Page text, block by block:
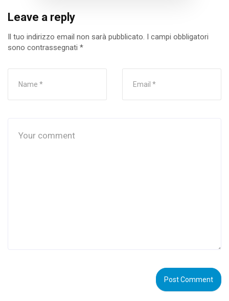
Leave a reply
Il tuo indirizzo email non sarà pubblicato.
I campi obbligatori
sono contrassegnati *